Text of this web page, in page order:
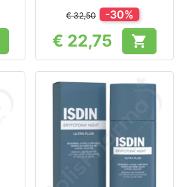
€ 32,50 -30%
Prijs
€ 22,75 